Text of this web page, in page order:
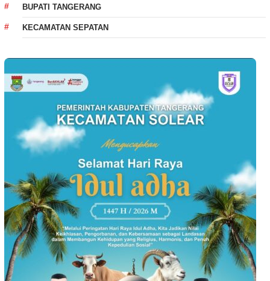
BUPATI TANGERANG
KECAMATAN SEPATAN